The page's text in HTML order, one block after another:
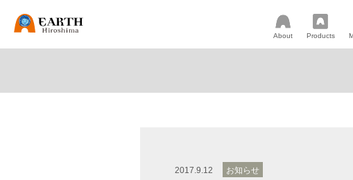
About Products
2017.9.12 お知らせ